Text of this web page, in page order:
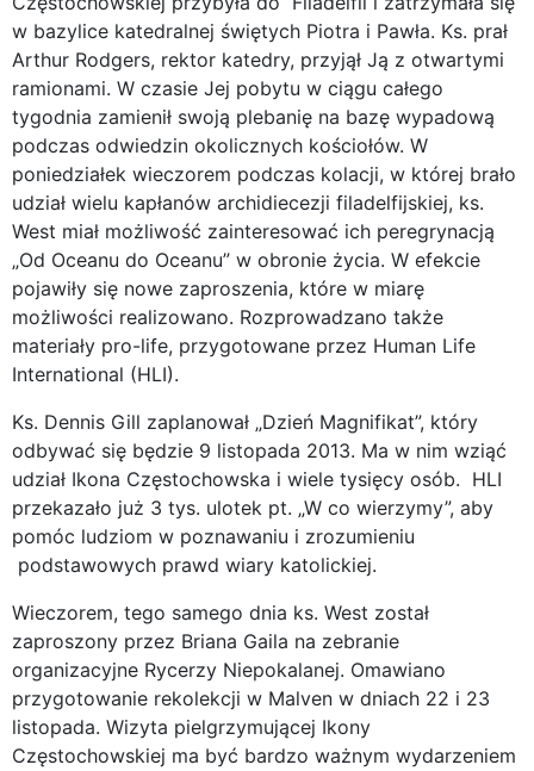
w bazylice katedralnej świętych Piotra i Pawła. Ks. prał
Arthur Rodgers, rektor katedry, przyjął Ją z otwartymi
ramionami. W czasie Jej pobytu w ciągu całego
tygodnia zamienił swoją plebanię na bazę wypadową
podczas odwiedzin okolicznych kościołów. W
poniedziałek wieczorem podczas kolacji, w której brało
udział wielu kapłanów archidiecezji filadelfijskiej, ks.
West miał możliwość zainteresować ich peregrynacją
„Od Oceanu do Oceanu” w obronie życia. W efekcie
pojawiły się nowe zaproszenia, które w miarę
możliwości realizowano. Rozprowadzano także
materiały pro-life, przygotowane przez Human Life
International (HLI).
Ks. Dennis Gill zaplanował „Dzień Magnifikat”, który
odbywać się będzie 9 listopada 2013. Ma w nim wziąć
udział Ikona Częstochowska i wiele tysięcy osób. HLI
przekazało już 3 tys. ulotek pt. „W co wierzymy”, aby
pomóc ludziom w poznawaniu i zrozumieniu
podstawowych prawd wiary katolickiej.
Wieczorem, tego samego dnia ks. West został
zaproszony przez Briana Gaila na zebranie
organizacyjne Rycerzy Niepokalanej. Omawiano
przygotowanie rekolekcji w Malven w dniach 22 i 23
listopada. Wizyta pielgrzymującej Ikony
Częstochowskiej ma być bardzo ważnym wydarzeniem